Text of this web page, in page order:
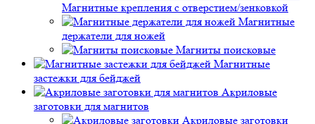
Магнитные крепления с отверстием/зенковкой
Магнитные
держатели для ножей
Магниты поисковые
Магнитные
застежки для бейджей
Акриловые
заготовки для магнитов
Акриловые заготовки